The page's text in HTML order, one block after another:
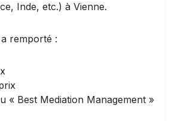
Inde, etc.) à Vienne.
remporté :
« Best Mediation Management »